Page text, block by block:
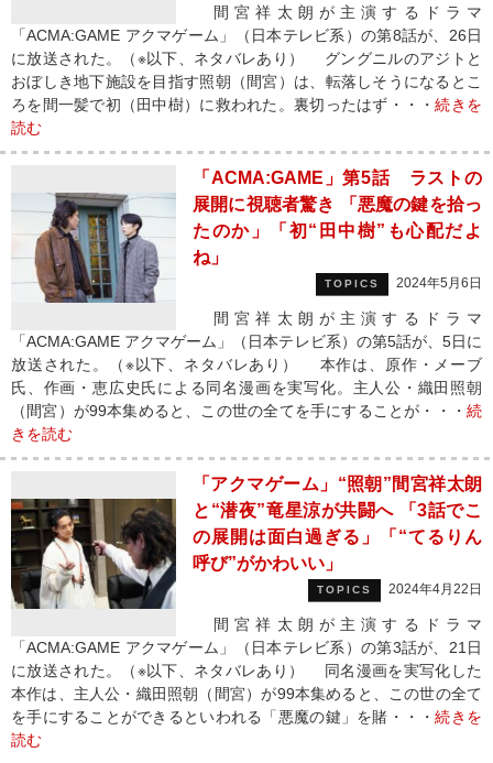
間宮祥太朗が主演するドラマ
「ACMA:GAME アクマゲーム」（日本テレビ系）の第8話が、26日
に放送された。（※以下、ネタバレあり） グングニルのアジトと
おぼしき地下施設を目指す照朝（間宮）は、転落しそうになるとこ
ろを間一髪で初（田中樹）に救われた。裏切ったはず・・・続きを
読む
「ACMA:GAME」第5話 ラストの
展開に視聴者驚き 「悪魔の鍵を拾っ
たのか」「初“田中樹”も心配だよ
ね」
TOPICS 2024年5月6日
間宮祥太朗が主演するドラマ
「ACMA:GAME アクマゲーム」（日本テレビ系）の第5話が、5日に
放送された。（※以下、ネタバレあり） 本作は、原作・メーブ
氏、作画・恵広史氏による同名漫画を実写化。主人公・織田照朝
（間宮）が99本集めると、この世の全てを手にすることが・・・ 続
きを読む
「アクマゲーム」“照朝”間宮祥太朗
と“潜夜”竜星涼が共闘へ 「3話でこ
の展開は面白過ぎる」「“てるりん
呼び”がかわいい」
TOPICS 2024年4月22日
間宮祥太朗が主演するドラマ
「ACMA:GAME アクマゲーム」（日本テレビ系）の第3話が、21日
に放送された。（※以下、ネタバレあり） 同名漫画を実写化した
本作は、主人公・織田照朝（間宮）が99本集めると、この世の全て
を手にすることができるといわれる「悪魔の鍵」を賭・・・続きを
読む